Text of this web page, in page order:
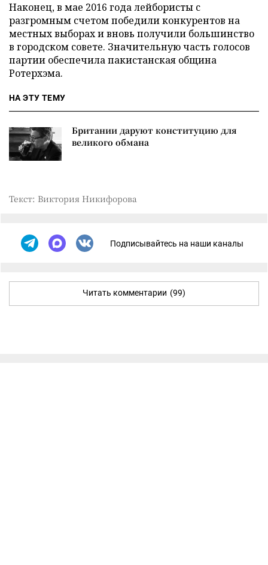
Наконец, в мае 2016 года лейбористы с
разгромным счетом победили конкурентов на
местных выборах и вновь получили большинство
в городском совете. Значительную часть голосов
партии обеспечила пакистанская община
Ротерхэма.
НА ЭТУ ТЕМУ
Британии даруют конституцию для
великого обмана
Текст: Виктория Никифорова
Подписывайтесь на наши каналы
Читать комментарии (99)